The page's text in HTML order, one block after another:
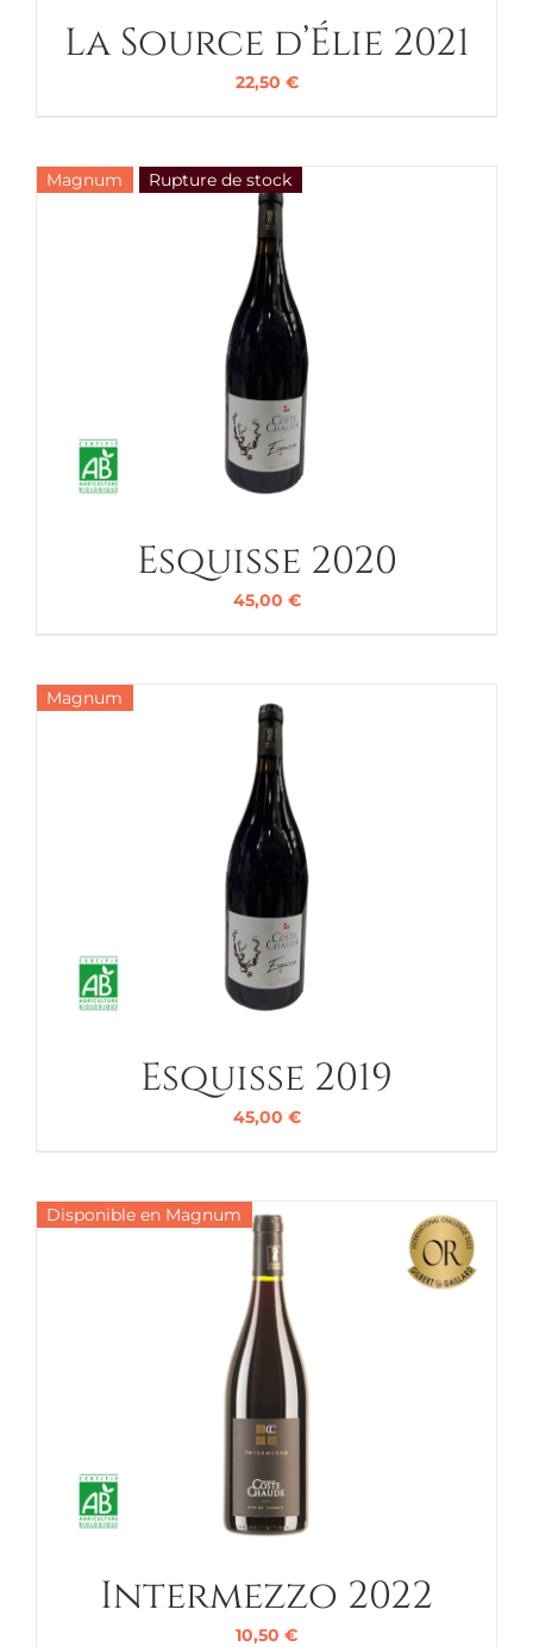
La Source d’Élie 2021
22,50 €
Magnum Rupture de stock
Esquisse 2020
45,00 €
Magnum
Esquisse 2019
45,00 €
Disponible en Magnum
Intermezzo 2022
10,50 €